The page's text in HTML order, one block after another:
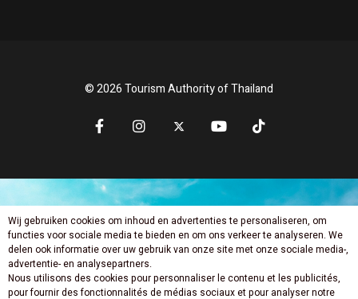
© 2026 Tourism Authority of Thailand
Mis niets nieuws
Wij gebruiken cookies om inhoud en advertenties te personaliseren, om
functies voor sociale media te bieden en om ons verkeer te analyseren. We
delen ook informatie over uw gebruik van onze site met onze sociale media-,
advertentie- en analysepartners.
Nous utilisons des cookies pour personnaliser le contenu et les publicités,
pour fournir des fonctionnalités de médias sociaux et pour analyser notre